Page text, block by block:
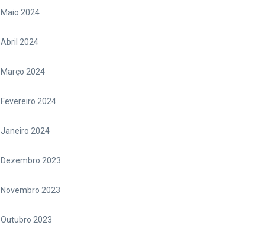
Maio 2024
Abril 2024
Março 2024
Fevereiro 2024
Janeiro 2024
Dezembro 2023
Novembro 2023
Outubro 2023